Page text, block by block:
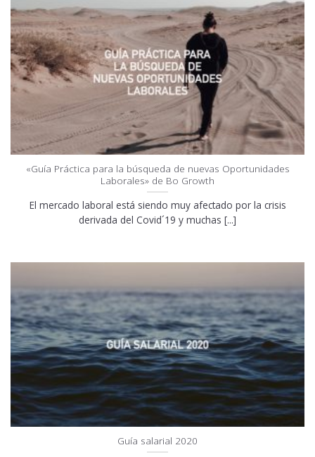
«Guía Práctica para la búsqueda de nuevas Oportunidades
Laborales» de Bo Growth
El mercado laboral está siendo muy afectado por la crisis
derivada del Covid´19 y muchas [...]
Guía salarial 2020